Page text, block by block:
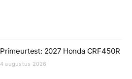
Primeurtest: 2027 Honda CRF450R
4 augustus 2026